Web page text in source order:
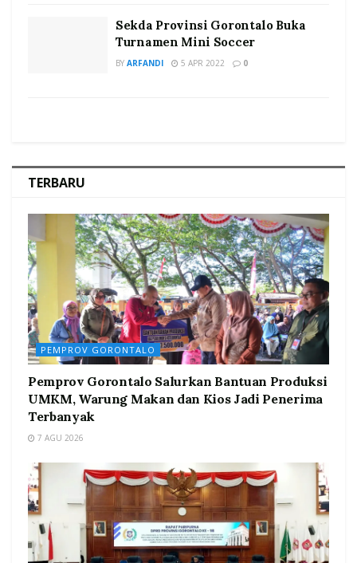
Sekda Provinsi Gorontalo Buka
Turnamen Mini Soccer
BY ARFANDI 5 APR 2022 0
TERBARU
PEMPROV GORONTALO
Pemprov Gorontalo Salurkan Bantuan Produksi
UMKM, Warung Makan dan Kios Jadi Penerima
Terbanyak
7 AGU 2026